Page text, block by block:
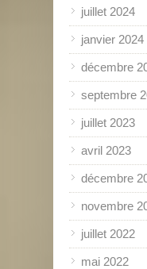
juillet 2024
janvier 2024
décembre
septembre
juillet 2023
avril 2023
décembre
novembre
juillet 2022
mai 2022